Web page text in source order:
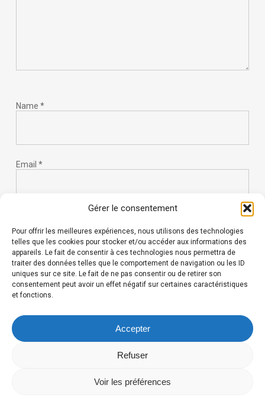
Gérer le consentement
Pour offrir les meilleures expériences, nous utilisons des technologies
telles que les cookies pour stocker et/ou accéder aux informations des
appareils. Le fait de consentir à ces technologies nous permettra de
traiter des données telles que le comportement de navigation ou les ID
uniques sur ce site. Le fait de ne pas consentir ou de retirer son
consentement peut avoir un effet négatif sur certaines caractéristiques
et fonctions.
Accepter
Refuser
Voir les préférences
Name *
Email *
Save my name, email, and website in this browser for the